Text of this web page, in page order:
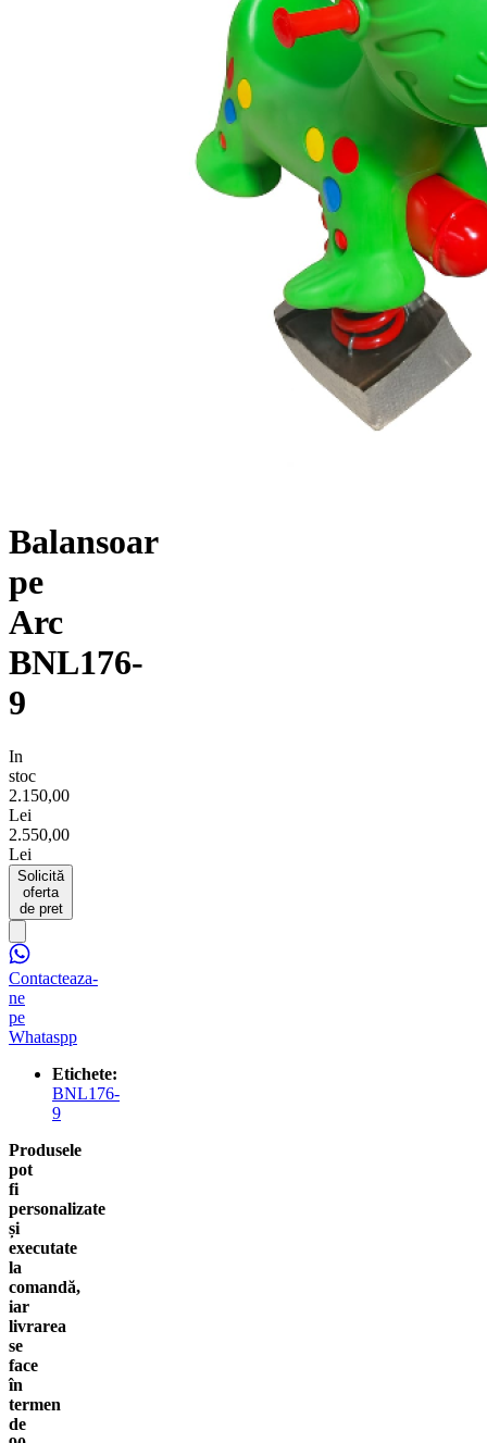
Balansoar
pe
Arc
BNL176-
9
In
stoc
2.150,00
Lei
2.550,00
Lei
Solicită
oferta
de pret
Contacteaza-
ne
pe
Whataspp
Etichete:
BNL176-
9
Produsele
pot
fi
personalizate
și
executate
la
comandă,
iar
livrarea
se
face
în
termen
de